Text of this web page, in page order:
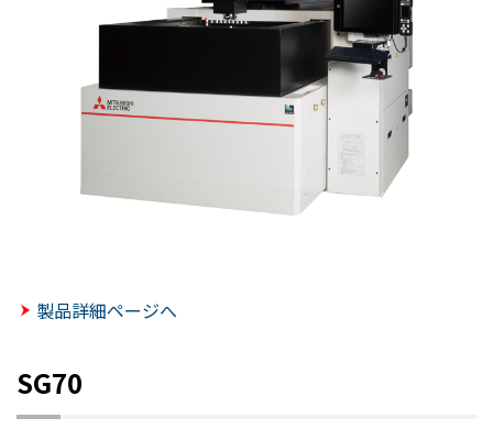
製品詳細ページへ
SG70